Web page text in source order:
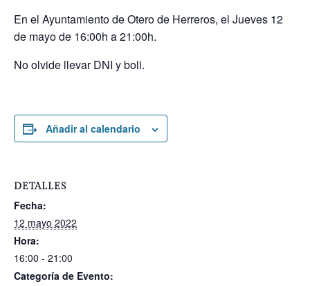
En el Ayuntamiento de Otero de Herreros, el Jueves 12
de mayo de 16:00h a 21:00h.
No olvide llevar DNI y boli.
Añadir al calendario
DETALLES
Fecha:
12 mayo 2022
Hora:
16:00 - 21:00
Categoría de Evento: